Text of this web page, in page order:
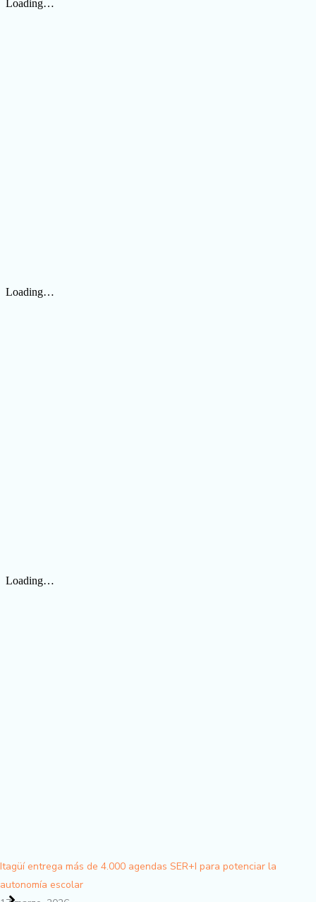
4.000 agendas SER+I para potenciar la
Agenda SER+I en